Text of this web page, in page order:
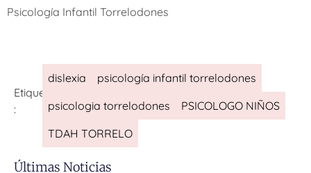
Psicología Infantil Torrelodones
Etiquetas
:
dislexia
psicología infantil torrelodones
psicologia torrelodones
PSICOLOGO NIÑOS
TDAH TORRELO
Últimas Noticias